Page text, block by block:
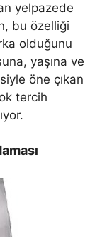
yelpazede
bu özelliği
olduğunu
yaşına ve
öne çıkan
tercih